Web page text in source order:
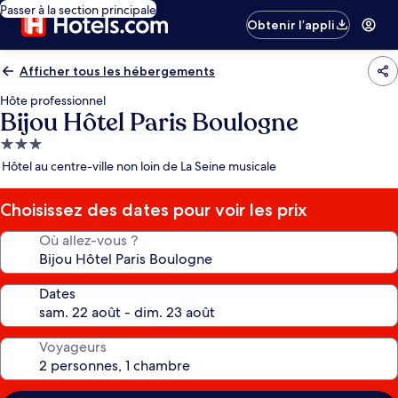
Passer à la section principale
Obtenir l’appli
Afficher tous les hébergements
Hôte professionnel
Bijou Hôtel Paris Boulogne
Hébergement
3.0 étoiles
Hôtel au centre-ville non loin de La Seine musicale
Choisissez des dates pour voir les prix
Où allez-vous ?
Dates
Voyageurs